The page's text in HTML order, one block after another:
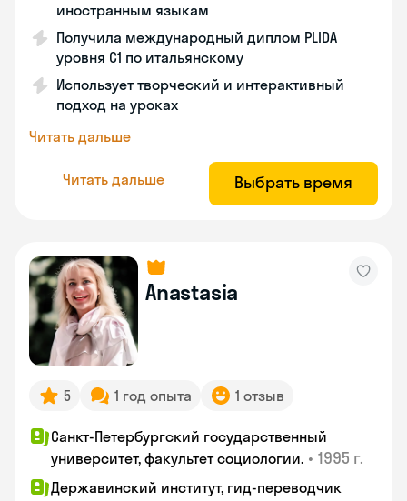
иностранным языкам
Получила международный диплом PLIDA
уровня С1 по итальянскому
Использует творческий и интерактивный
подход на уроках
Читать дальше
Читать дальше Выбрать время
Anastasia
5 1 год опыта 1 отзыв
Санкт-Петербургский государственный
университет, факультет социологии. • 1995 г.
Державинский институт, гид-переводчик